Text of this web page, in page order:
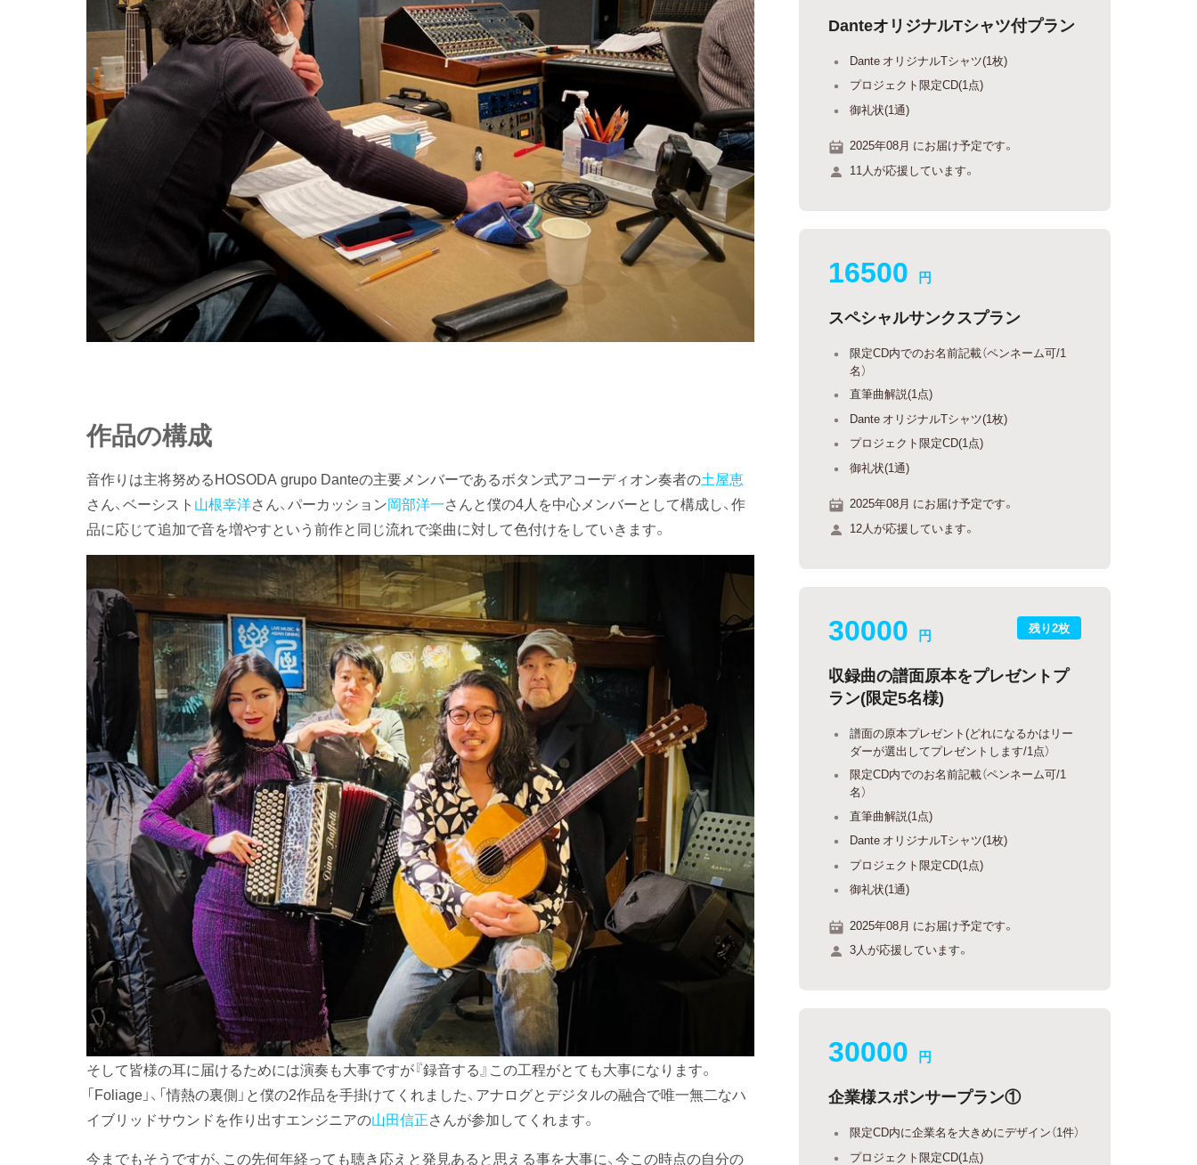
作品の構成
音作りは主将努めるHOSODA grupo Danteの主要メンバーであるボタン式アコーディオン奏者の土屋恵
さん、ベーシスト 山根幸洋さん、パーカッション岡部洋一さんと僕の4人を中心メンバーとして構成し、作
品に応じて追加で音を増やすという前作と同じ流れで楽曲に対して色付けをしていきます。
そして皆様の耳に届けるためには演奏も大事ですが『録音する』この工程がとても大事になります。
「Foliage」、「情熱の裏側」と僕の2作品を手掛けてくれました、アナログとデジタルの融合で唯一無二なハ
イブリッドサウンドを作り出すエンジニアの山田信正さんが参加してくれます。
今までもそうですが、この先何年経っても聴き応えと発見あると思える事を大事に、今この時点の自分の
DanteオリジナルTシャツ付プラン
Dante オリジナルTシャツ(1枚)
プロジェクト限定CD(1点)
御礼状(1通)
2025年08月 にお届け予定です。
11人が応援しています。
16500 円
スペシャルサンクスプラン
限定CD内でのお名前記載（ペンネーム可/1
名）
直筆曲解説(1点)
Dante オリジナルTシャツ(1枚)
プロジェクト限定CD(1点)
御礼状(1通)
2025年08月 にお届け予定です。
12人が応援しています。
残り2枚
30000 円
収録曲の譜面原本をプレゼントプ
ラン(限定5名様)
譜面の原本プレゼント(どれになるかはリー
ダーが選出してプレゼントします/1点）
限定CD内でのお名前記載（ペンネーム可/1
名）
直筆曲解説(1点)
Dante オリジナルTシャツ(1枚)
プロジェクト限定CD(1点)
御礼状(1通)
2025年08月 にお届け予定です。
3人が応援しています。
30000 円
企業様スポンサープラン①
限定CD内に企業名を大きめにデザイン（1件）
プロジェクト限定CD(1点)